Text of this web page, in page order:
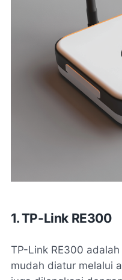
1. TP-Link RE300
TP-Link RE300
mudah diatur melalui